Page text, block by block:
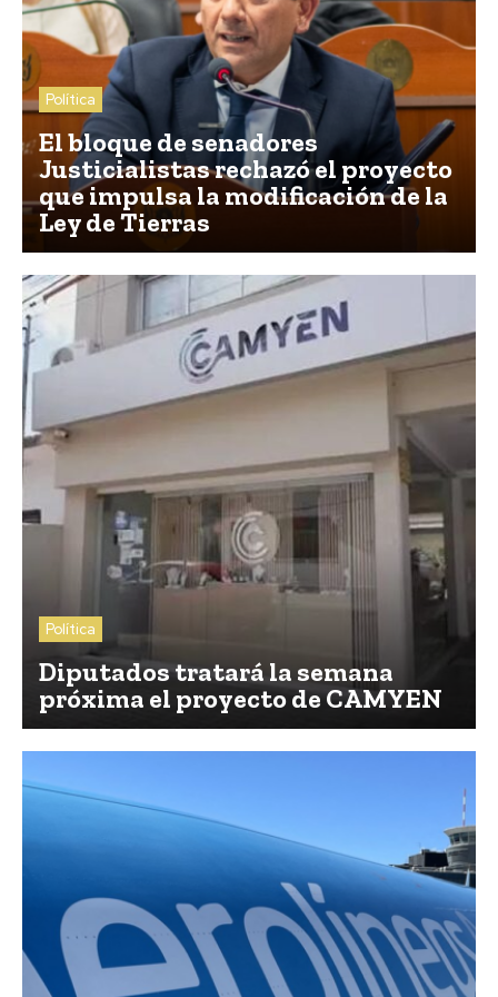
Política
El bloque de senadores
Justicialistas rechazó el proyecto
que impulsa la modificación de la
Ley de Tierras
Política
Diputados tratará la semana
próxima el proyecto de CAMYEN